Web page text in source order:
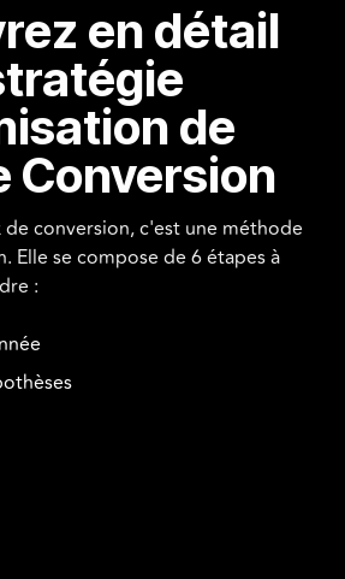
en détail
de
Conversion
conversion, c'est une méthode
Elle se compose de 6 étapes à
: